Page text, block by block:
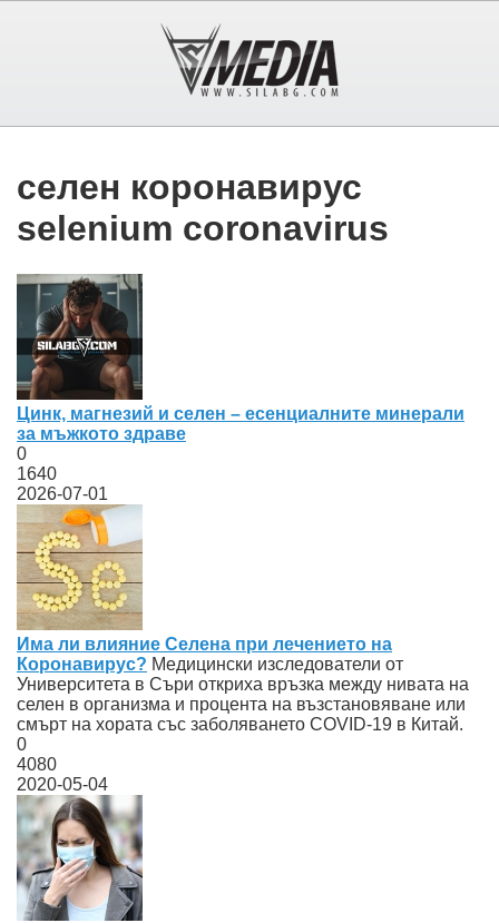
селен коронавирус
selenium coronavirus
Цинк, магнезий и селен – есенциалните минерали
за мъжкото здраве
0
1640
2026-07-01
Има ли влияние Селена при лечението на
Коронавирус? Медицински изследователи от
Университета в Съри откриха връзка между нивата на
селен в организма и процента на възстановяване или
смърт на хората със заболяването COVID-19 в Китай.
0
4080
2020-05-04